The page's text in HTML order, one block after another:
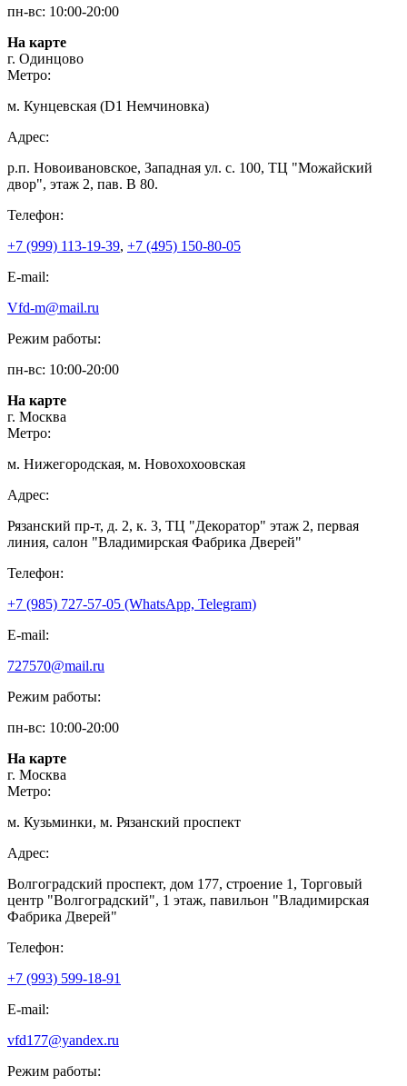
пн-вс: 10:00-20:00
На карте
г. Одинцово
Метро:
м. Кунцевская (D1 Немчиновка)
Адрес:
р.п. Новоивановское, Западная ул. с. 100, ТЦ "Можайский
двор", этаж 2, пав. В 80.
Телефон:
+7 (999) 113-19-39, +7 (495) 150-80-05
E-mail:
Vfd-m@mail.ru
Режим работы:
пн-вс: 10:00-20:00
На карте
г. Москва
Метро:
м. Нижегородская, м. Новохохоовская
Адрес:
Рязанский пр-т, д. 2, к. 3, ТЦ "Декоратор" этаж 2, первая
линия, салон "Владимирская Фабрика Дверей"
Телефон:
+7 (985) 727-57-05 (WhatsApp, Telegram)
E-mail:
727570@mail.ru
Режим работы:
пн-вс: 10:00-20:00
На карте
г. Москва
Метро:
м. Кузьминки, м. Рязанский проспект
Адрес:
Волгоградский проспект, дом 177, строение 1, Торговый
центр "Волгоградский", 1 этаж, павильон "Владимирская
Фабрика Дверей"
Телефон:
+7 (993) 599-18-91
E-mail:
vfd177@yandex.ru
Режим работы: